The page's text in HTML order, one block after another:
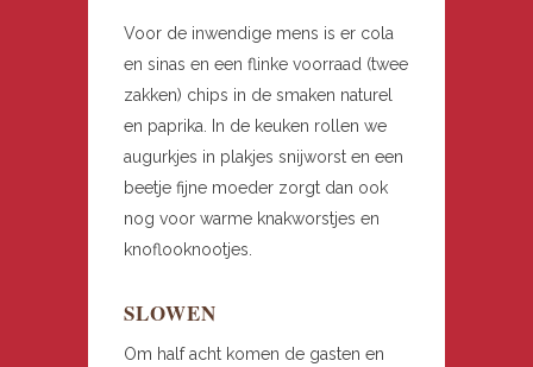
Voor de inwendige mens is er cola
en sinas en een flinke voorraad (twee
zakken) chips in de smaken naturel
en paprika. In de keuken rollen we
augurkjes in plakjes snijworst en een
beetje fijne moeder zorgt dan ook
nog voor warme knakworstjes en
knoflooknootjes.
SLOWEN
Om half acht komen de gasten en